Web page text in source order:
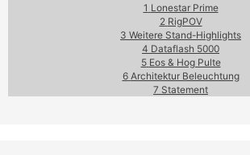
1 Lonestar Prime
2 RigPOV
3 Weitere Stand-Highlights
4 Dataflash 5000
5 Eos & Hog Pulte
6 Architektur Beleuchtung
7 Statement